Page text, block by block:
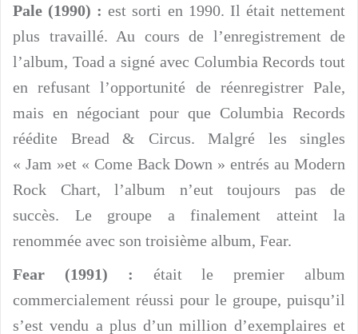
Pale (1990) : est sorti en 1990. Il était nettement
plus travaillé. Au cours de l’enregistrement de
l’album, Toad a signé avec Columbia Records tout
en refusant l’opportunité de réenregistrer Pale,
mais en négociant pour que Columbia Records
réédite Bread & Circus. Malgré les singles
« Jam »et « Come Back Down » entrés au Modern
Rock Chart, l’album n’eut toujours pas de
succès. Le groupe a finalement atteint la
renommée avec son troisième album, Fear.
Fear (1991) : était le premier album
commercialement réussi pour le groupe, puisqu’il
s’est vendu a plus d’un million d’exemplaires et